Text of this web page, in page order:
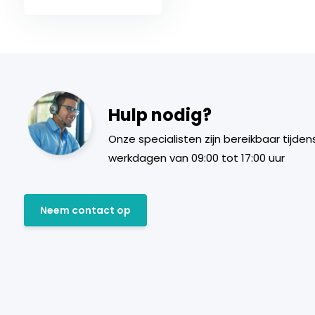
Hulp nodig?
Onze specialisten zijn bereikbaar
werkdagen van 09:00 tot 17:00 uur
Neem contact op